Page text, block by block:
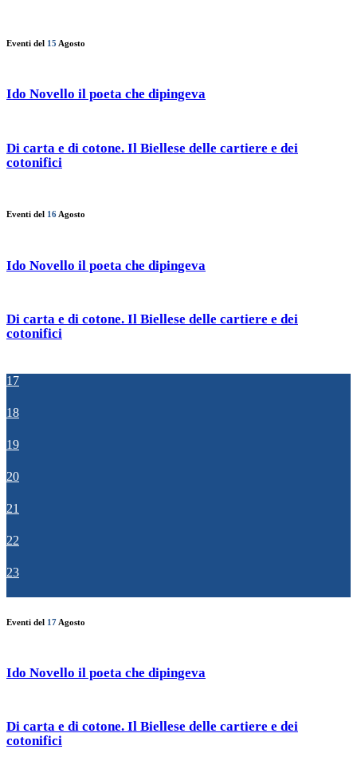
Eventi del 15 Agosto
Ido Novello il poeta che dipingeva
Di carta e di cotone. Il Biellese delle cartiere e dei
cotonifici
Eventi del 16 Agosto
Ido Novello il poeta che dipingeva
Di carta e di cotone. Il Biellese delle cartiere e dei
cotonifici
17
18
19
20
21
22
23
Eventi del 17 Agosto
Ido Novello il poeta che dipingeva
Di carta e di cotone. Il Biellese delle cartiere e dei
cotonifici